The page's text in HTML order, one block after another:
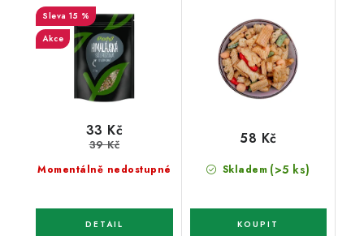
15 %
Akce
Momentálně nedostupné
33 Kč
39 Kč
Skladem (>5 ks)
58 Kč